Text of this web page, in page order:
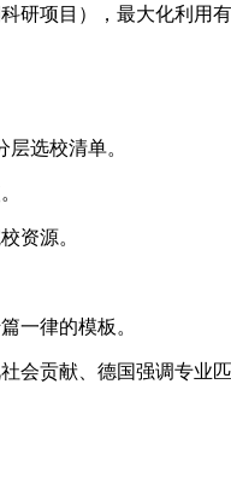
研项目），最大化利用有
选校清单。
资源。
一律的模板。
会贡献、德国强调专业匹